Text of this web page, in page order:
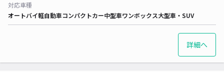
対応車種
オートバイ軽自動車コンパクトカー中型車ワンボックス大型車・SUV
詳細へ